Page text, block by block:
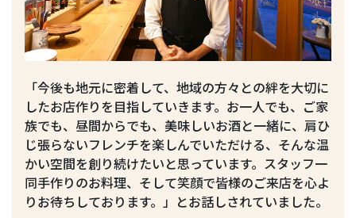
「今後も地元に密着して、地域の方々との絆を大切に
したお店作りを目指していきます。お一人でも、ご家
族でも、昼間からでも、美味しいお酒と一緒に、肩ひ
じ張らないフレンチを楽しんでいただける、そんな温
かい空間を創り続けたいと思っています。スタッフ一
同手作りのお料理、そして笑顔で皆様のご来店を心よ
りお待ちしております。」とお話しされていました。